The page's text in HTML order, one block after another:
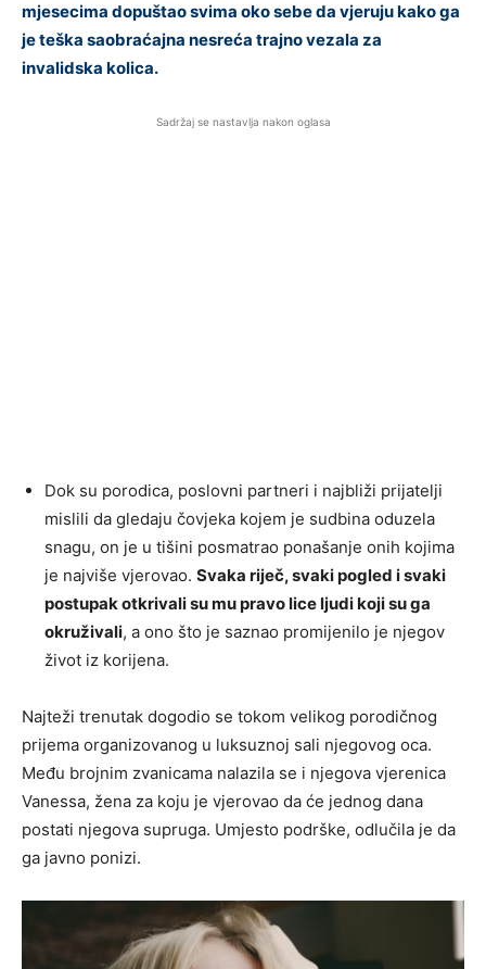
mjesecima dopuštao svima oko sebe da vjeruju kako ga
je teška saobraćajna nesreća trajno vezala za
invalidska kolica.
Sadržaj se nastavlja nakon oglasa
Dok su porodica, poslovni partneri i najbliži prijatelji
mislili da gledaju čovjeka kojem je sudbina oduzela
snagu, on je u tišini posmatrao ponašanje onih kojima
je najviše vjerovao. Svaka riječ, svaki pogled i svaki
postupak otkrivali su mu pravo lice ljudi koji su ga
okruživali, a ono što je saznao promijenilo je njegov
život iz korijena.
Najteži trenutak dogodio se tokom velikog porodičnog
prijema organizovanog u luksuznoj sali njegovog oca.
Među brojnim zvanicama nalazila se i njegova vjerenica
Vanessa, žena za koju je vjerovao da će jednog dana
postati njegova supruga. Umjesto podrške, odlučila je da
ga javno ponizi.